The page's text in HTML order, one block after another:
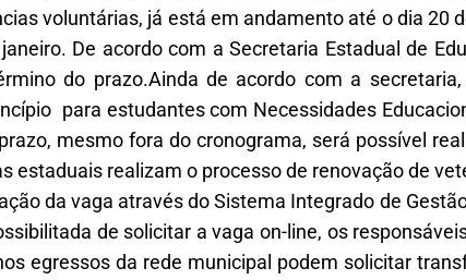
voluntárias, já está em andamento até o dia 20
De acordo com a Secretaria Estadual de
do prazo.Ainda de acordo com a
para estudantes com Necessidades
mesmo fora do cronograma, será possível
estaduais realizam o processo de renovação de
da vaga através do Sistema Integrado de
de solicitar a vaga on-line, os
egressos da rede municipal podem solicitar